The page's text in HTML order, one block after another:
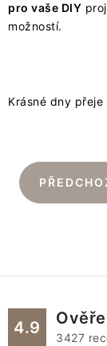
pro vaše DIY
možností.
Krásné dny přeje
4.9
3427